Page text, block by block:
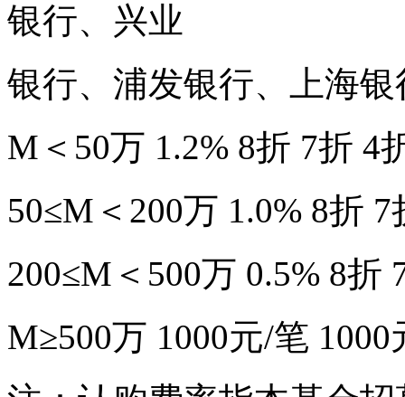
银行、兴业
银行、浦发银行、上海
M＜50万 1.2% 8折 7折 4
50≤M＜200万 1.0% 8折 7
200≤M＜500万 0.5% 8折
M≥500万 1000元/笔